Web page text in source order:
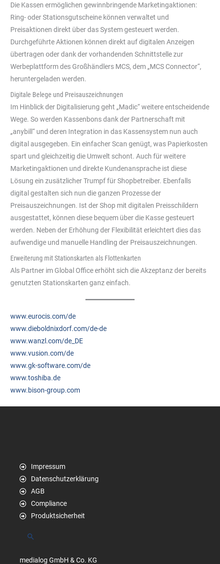
Die Kassen ermöglichen gewinnbringende Marketingaktionen:
Ring- oder Stationsgutscheine können verwaltet und
Preisaktionen direkt über das System gesteuert werden.
Durchgeführte Aktionen können direkt auf digitalen Anzeigen
übertragen oder dank der vorhandenden Schnittstelle zur
Werbeplattform des Großhändlers MCS, dem „MCS Connector“,
heruntergeladen werden.
Digitale Belege und Preisauszeichnungen
Im Hinblick der Digitalisierung geht „Madic“ weitere entscheidende
Wege. So werden Kassenbons dank der Partnerschaft mit
„anybill“ und deren Integration in das Kassensystem nun auch
digital ausgegeben. Ein einfacher Scan genügt, was Papierkosten
spart und gleichzeitig die Umwelt schont. Auch für weitere
Marketingaktionen und direkte Kundenansprache ist diese
Lösung ein zusätzlicher Trumpf für Shopbetreiber. Ebenfalls
digital gestalten sich nun die ganzen Prozesse der
Preisauszeichnungen. Ist der Shop mit digitalen Preisschildern
ausgestattet, können diese bequem über die Kasse gesteuert
werden. Neben der Erhöhung der Flexibilität erleichtert dies das
aufwendige und manuelle Handling der Preisauszeichnungen.
Erweiterung mit Stationskarten als Flottenkarten
Als Partner im Global Office erhöht sich die Akzeptanz der bereits
genutzten Stationskarten ganz einfach.
www.eurocis.com/de
www.dieboldnixdorf.com/de-de
www.wanzl.com/de_DE
www.vusion.com/de
www.gk-software.com/de
www.toshiba.de
www.bison-group.com
Impressum
Datenschutzerklärung
AGB
Compliance
Produktsicherheit
Suchen
medialog GmbH & Co. KG